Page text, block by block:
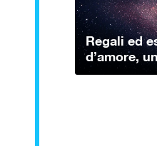
Regali ed
d’amore,